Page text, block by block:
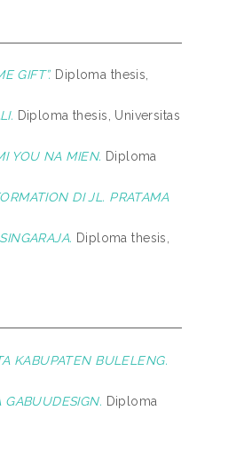
GIFT”. Diploma thesis,
Diploma thesis, Universitas
YOU NA MIEN. Diploma
DI JL. PRATAMA
Diploma thesis,
KABUPATEN BULELENG.
Diploma